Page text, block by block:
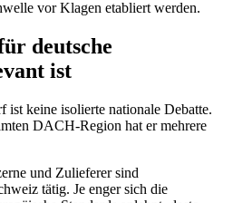
vor Klagen etabliert werden.
deutsche
ist
ist keine isolierte nationale Debatte.
DACH-Region hat er mehrere
und Zulieferer sind
tätig. Je enger sich die